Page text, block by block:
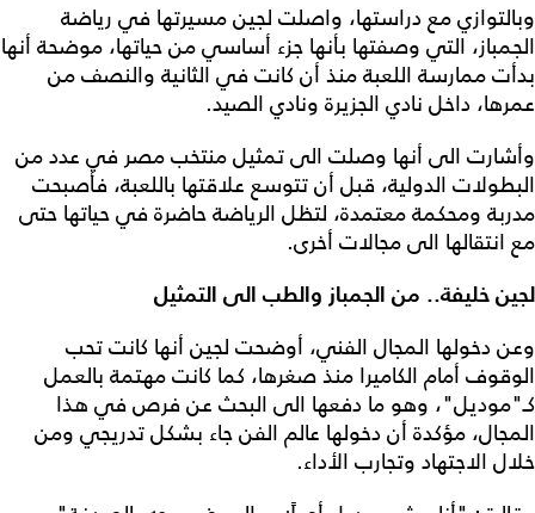
وبالتوازي مع دراستها، واصلت لجين مسيرتها في رياضة
الجمباز، التي وصفتها بأنها جزء أساسي من حياتها، موضحة أنها
بدأت ممارسة اللعبة منذ أن كانت في الثانية والنصف من
عمرها، داخل نادي الجزيرة ونادي الصيد.
وأشارت الى أنها وصلت الى تمثيل منتخب مصر في عدد من
البطولات الدولية، قبل أن تتوسع علاقتها باللعبة، فأصبحت
مدربة ومحكمة معتمدة، لتظل الرياضة حاضرة في حياتها حتى
مع انتقالها الى مجالات أخرى.
لجين خليفة.. من الجمباز والطب الى التمثيل
وعن دخولها المجال الفني، أوضحت لجين أنها كانت تحب
الوقوف أمام الكاميرا منذ صغرها، كما كانت مهتمة بالعمل
كـ"موديل"، وهو ما دفعها الى البحث عن فرص في هذا
المجال، مؤكدة أن دخولها عالم الفن جاء بشكل تدريجي ومن
خلال الاجتهاد وتجارب الأداء.